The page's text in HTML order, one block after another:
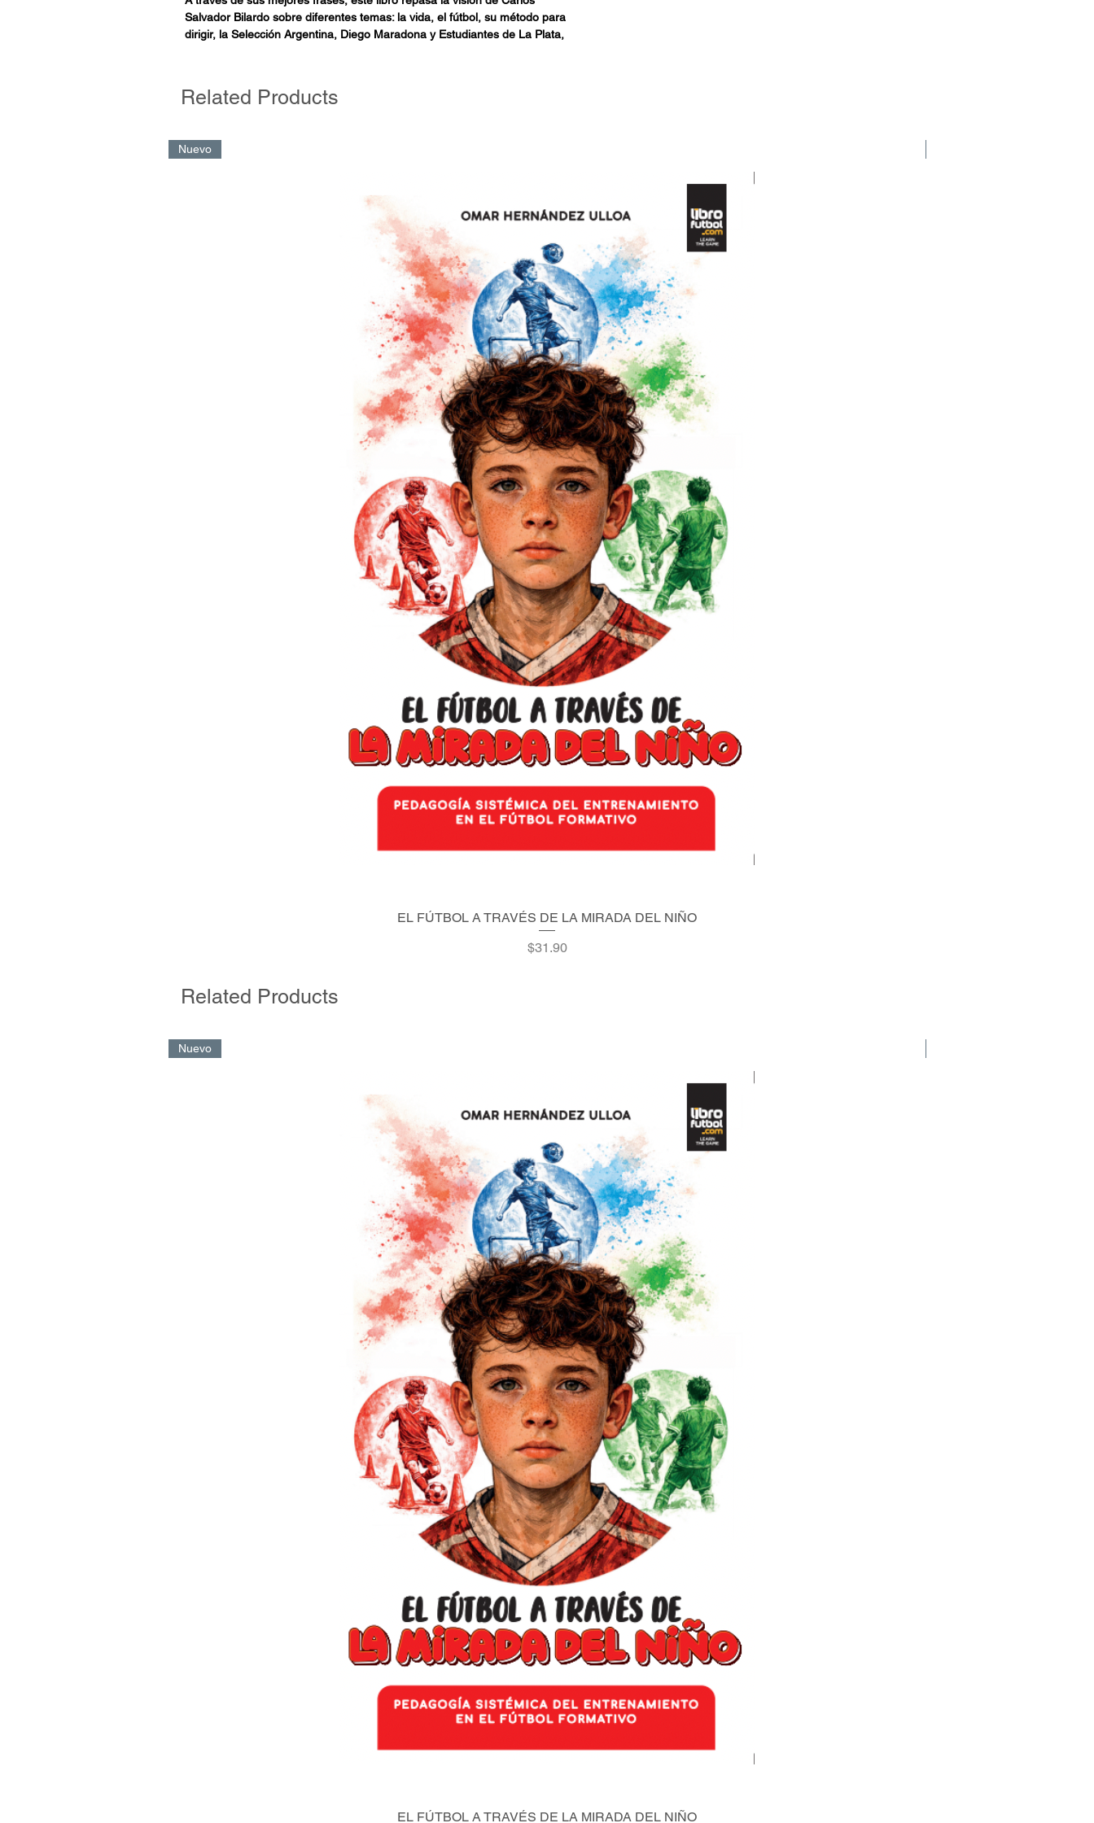
Salvador Bilardo sobre diferentes temas: la vida, el fútbol, su método para
dirigir, la Selección Argentina, Diego Maradona y Estudiantes de La Plata,
y del amigo. Si bien no está todo lo que dijo públicamente ni mucho menos,
Pasen y lean, que lo más interesante de esta publicación es lo que
Related Products
Quick View
Nuevo
EL FÚTBOL A TRAVÉS DE LA MIRADA DEL NIÑO
Price
$31.90
Related Products
Quick View
Nuevo
EL FÚTBOL A TRAVÉS DE LA MIRADA DEL NIÑO